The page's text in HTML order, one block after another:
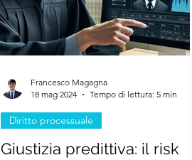
Giustizia predittiva: il risk
Diritto processuale
Francesco Magagna
18 mag 2024
Tempo di lettura: 5 min